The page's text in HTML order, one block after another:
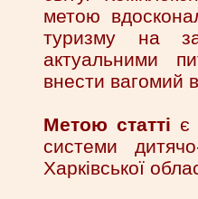
метою
туризму на
актуальними
внести вагомий
Метою статті є
системи
Харківської